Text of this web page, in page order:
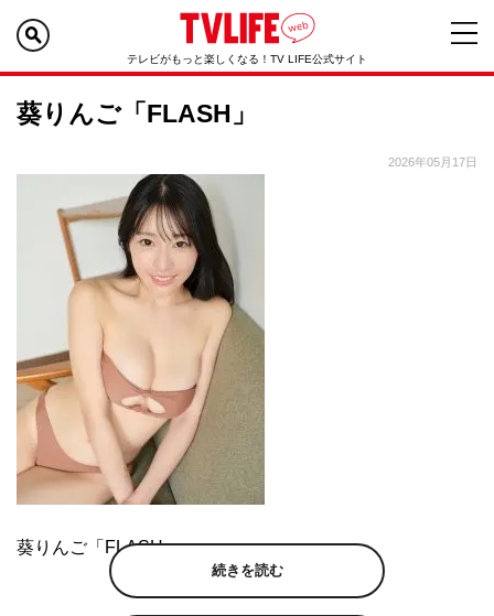
テレビがもっと楽しくなる！TV LIFE公式サイト
葵りんご「FLASH」
2026年05月17日
葵りんご「FLASH」
続きを読む